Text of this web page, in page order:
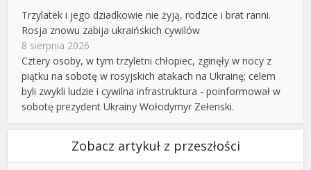
Trzylatek i jego dziadkowie nie żyją, rodzice i brat ranni.
Rosja znowu zabija ukraińskich cywilów
8 sierpnia 2026
Cztery osoby, w tym trzyletni chłopiec, zginęły w nocy z
piątku na sobotę w rosyjskich atakach na Ukrainę; celem
byli zwykli ludzie i cywilna infrastruktura - poinformował w
sobotę prezydent Ukrainy Wołodymyr Zełenski.
Zobacz artykuł z przeszłości